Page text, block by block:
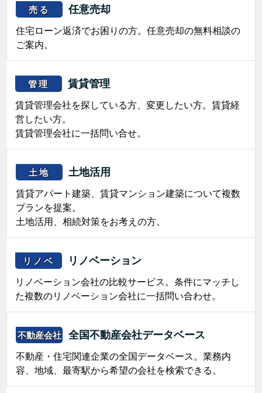
売る 任意売却
住宅ローン返済でお困りの方。任意売却の無料相談の
ご案内。
管理 賃貸管理
賃貸管理会社を探している方、変更したい方。賃貸経
営したい方。
賃貸管理会社に一括問い合せ。
土地 土地活用
賃貸アパート建築、賃貸マンション建築について複数
プランを提案。
土地活用、相続対策をお考えの方。
リノベ リノベーション
リノベーション会社の比較サービス。条件にマッチし
た複数のリノベーション会社に一括問い合わせ。
不動産会社 全国不動産会社データベース
不動産・住宅関連企業の全国データベース。業務内
容、地域、最寄駅から希望の会社を検索できる。